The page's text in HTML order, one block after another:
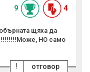
9 4
щяха да
НО само
отговор
!